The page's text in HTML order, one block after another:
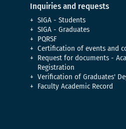
Inquiries and requests
SIGA - Students
SIGA - Graduates
PQRSF
Certification of events and
Request for documents -
Registration
Verification of Graduates'
Faculty Academic Record